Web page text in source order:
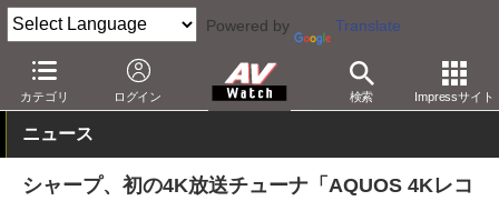
Powered by Translate
カテゴリ ログイン 検索 Impressサイト
AV Watch 製品 レコーダ シャープ
ニュース
シャープ、初の4K放送チューナ「AQUOS 4Kレコ